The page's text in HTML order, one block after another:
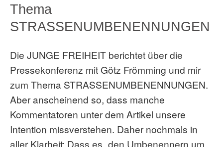
Thema
STRASSENUMBENENNUNGEN
Die JUNGE FREIHEIT berichtet über die
Pressekonferenz mit Götz Frömming und mir
zum Thema STRASSENUMBENENNUNGEN.
Aber anscheinend so, dass manche
Kommentatoren unter dem Artikel unsere
Intention missverstehen. Daher nochmals in
aller Klarheit: Dass es „den Umbenennern um